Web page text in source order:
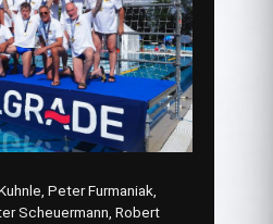
Peter Furmaniak,
Scheuermann, Robert